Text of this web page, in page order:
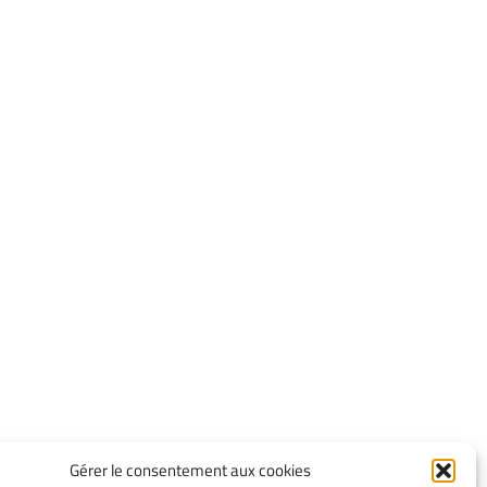
Gérer le consentement aux cookies